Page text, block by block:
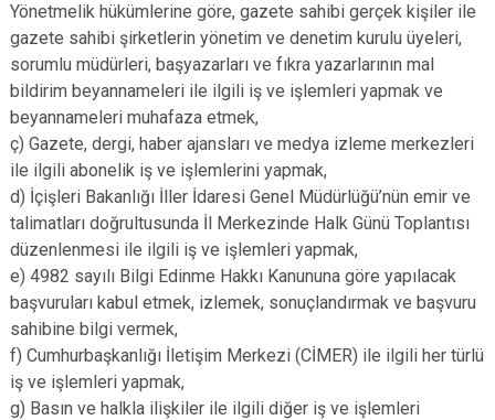
Yönetmelik hükümlerine göre, gazete sahibi gerçek kişiler ile
gazete sahibi şirketlerin yönetim ve denetim kurulu üyeleri,
sorumlu müdürleri, başyazarları ve fıkra yazarlarının mal
bildirim beyannameleri ile ilgili iş ve işlemleri yapmak ve
beyannameleri muhafaza etmek,
ç) Gazete, dergi, haber ajansları ve medya izleme merkezleri
ile ilgili abonelik iş ve işlemlerini yapmak,
d) İçişleri Bakanlığı İller İdaresi Genel Müdürlüğü’nün emir ve
talimatları doğrultusunda İl Merkezinde Halk Günü Toplantısı
düzenlenmesi ile ilgili iş ve işlemleri yapmak,
e) 4982 sayılı Bilgi Edinme Hakkı Kanununa göre yapılacak
başvuruları kabul etmek, izlemek, sonuçlandırmak ve başvuru
sahibine bilgi vermek,
f) Cumhurbaşkanlığı İletişim Merkezi (CİMER) ile ilgili her türlü
iş ve işlemleri yapmak,
g) Basın ve halkla ilişkiler ile ilgili diğer iş ve işlemleri